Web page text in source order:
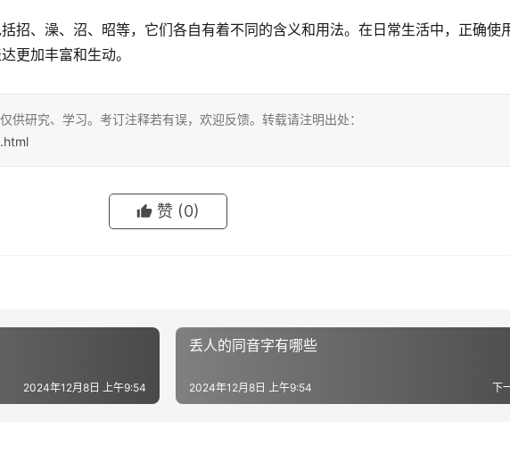
、澡、沼、昭等，它们各自有着不同的含义和用法。在日常生活中，正确使
更加丰富和生动。
供研究、学习。考订注释若有误，欢迎反馈。转载请注明出处：
赞 (0)
2024年12月8日 上午9:54
丢人的同音字有哪些
下
2024年12月8日 上午9:54